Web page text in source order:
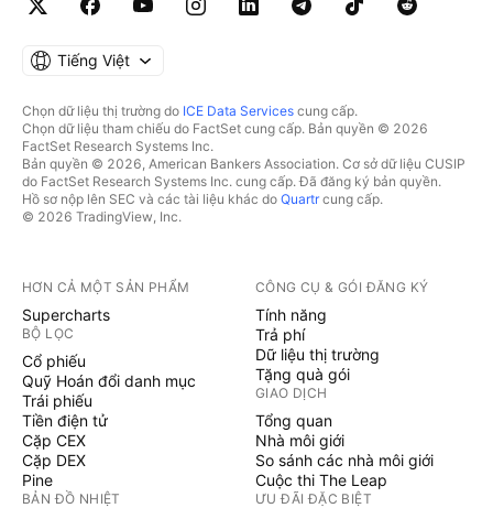
Tiếng Việt
Chọn dữ liệu thị trường do ICE Data Services cung cấp.
Chọn dữ liệu tham chiếu do FactSet cung cấp. Bản quyền © 2026
FactSet Research Systems Inc.
Bản quyền © 2026, American Bankers Association. Cơ sở dữ liệu CUSIP
do FactSet Research Systems Inc. cung cấp. Đã đăng ký bản quyền.
Hồ sơ nộp lên SEC và các tài liệu khác do Quartrcung cấp.
© 2026 TradingView, Inc.
HƠN CẢ MỘT SẢN PHẨM
Supercharts
BỘ LỌC
Cổ phiếu
Quỹ Hoán đổi danh mục
Trái phiếu
Tiền điện tử
Cặp CEX
Cặp DEX
Pine
BẢN ĐỒ NHIỆT
CÔNG CỤ & GÓI ĐĂNG KÝ
Tính năng
Trả phí
Dữ liệu thị trường
Tặng quà gói
GIAO DỊCH
Tổng quan
Nhà môi giới
So sánh các nhà môi giới
Cuộc thi The Leap
ƯU ĐÃI ĐẶC BIỆT